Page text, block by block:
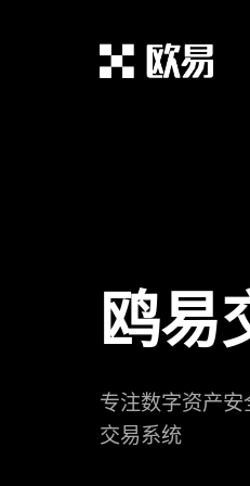
鸥易
专注数字资产
交易系统